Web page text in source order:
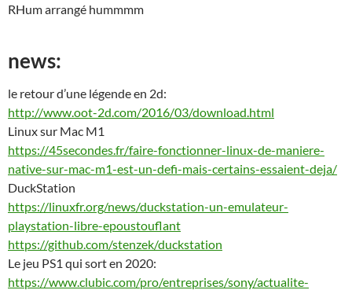
RHum arrangé hummmm
news:
le retour d’une légende en 2d:
http://www.oot-2d.com/2016/03/download.html
Linux sur Mac M1
https://45secondes.fr/faire-fonctionner-linux-de-maniere-
native-sur-mac-m1-est-un-defi-mais-certains-essaient-deja/
DuckStation
https://linuxfr.org/news/duckstation-un-emulateur-
playstation-libre-epoustouflant
https://github.com/stenzek/duckstation
Le jeu PS1 qui sort en 2020:
https://www.clubic.com/pro/entreprises/sony/actualite-